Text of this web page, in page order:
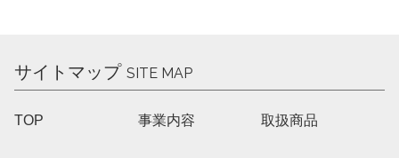
サイトマップ SITE MAP
TOP 事業内容 取扱商品